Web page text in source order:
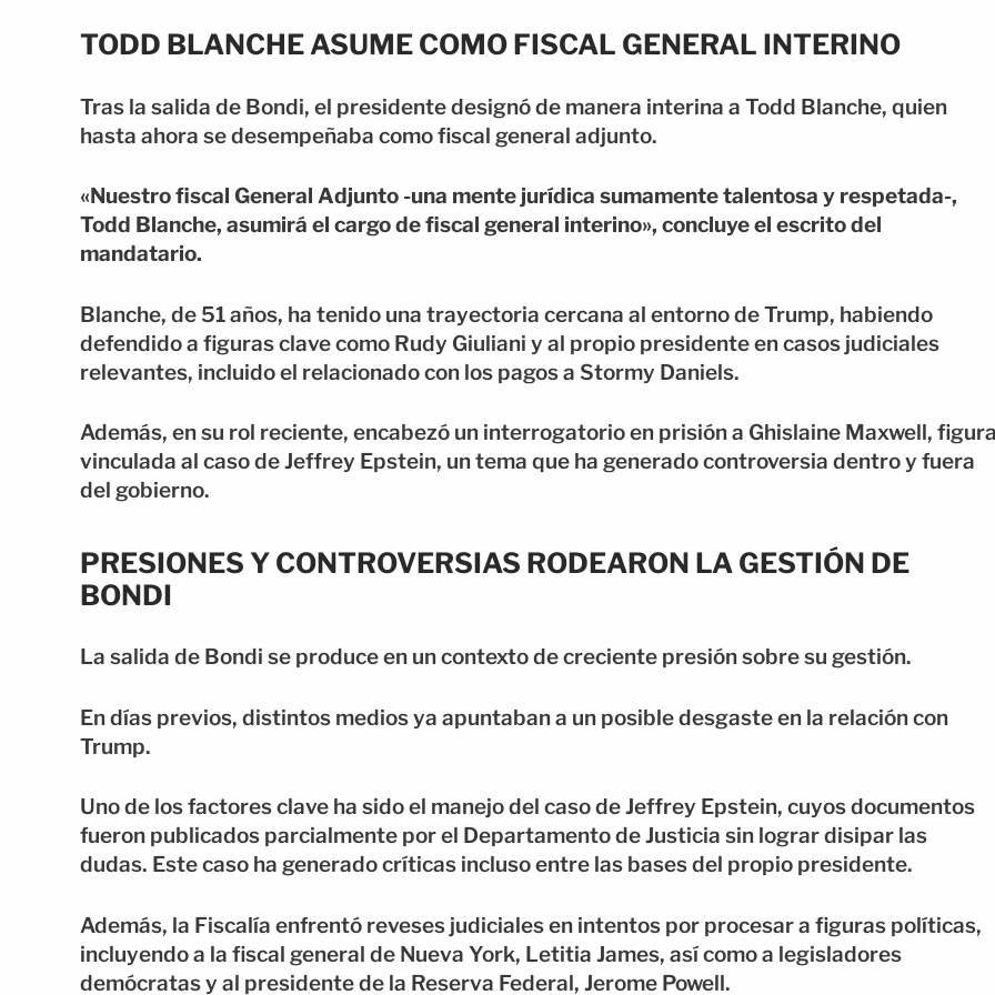
TODD BLANCHE ASUME COMO FISCAL GENERAL INTERINO
Tras la salida de Bondi, el presidente designó de manera interina a Todd Blanche, quien
hasta ahora se desempeñaba como fiscal general adjunto.
«Nuestro fiscal General Adjunto -una mente jurídica sumamente talentosa y respetada-,
Todd Blanche, asumirá el cargo de fiscal general interino», concluye el escrito del
mandatario.
Blanche, de 51 años, ha tenido una trayectoria cercana al entorno de Trump, habiendo
defendido a figuras clave como Rudy Giuliani y al propio presidente en casos judiciales
relevantes, incluido el relacionado con los pagos a Stormy Daniels.
Además, en su rol reciente, encabezó un interrogatorio en prisión a Ghislaine Maxwell,
vinculada al caso de Jeffrey Epstein, un tema que ha generado controversia dentro y fuera
del gobierno.
PRESIONES Y CONTROVERSIAS RODEARON LA GESTIÓN DE
BONDI
La salida de Bondi se produce en un contexto de creciente presión sobre su gestión.
En días previos, distintos medios ya apuntaban a un posible desgaste en la relación con
Trump.
Uno de los factores clave ha sido el manejo del caso de Jeffrey Epstein, cuyos documentos
fueron publicados parcialmente por el Departamento de Justicia sin lograr disipar las
dudas. Este caso ha generado críticas incluso entre las bases del propio presidente.
Además, la Fiscalía enfrentó reveses judiciales en intentos por procesar a figuras políticas,
incluyendo a la fiscal general de Nueva York, Letitia James, así como a legisladores
demócratas y al presidente de la Reserva Federal, Jerome Powell.